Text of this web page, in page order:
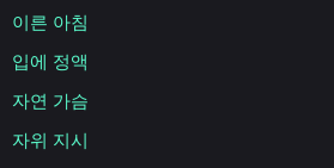
이른 아침
입에 정액
자연 가슴
자위 지시